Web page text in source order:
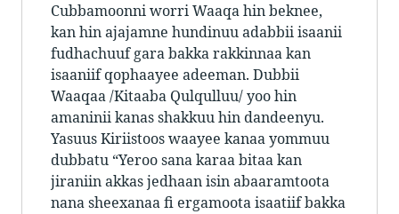
Cubbamoonni worri Waaqa hin beknee,
kan hin ajajamne hundinuu adabbii isaanii
fudhachuuf gara bakka rakkinnaa kan
isaaniif qophaayee adeeman. Dubbii
Waaqaa /Kitaaba Qulqulluu/ yoo hin
amaninii kanas shakkuu hin dandeenyu.
Yasuus Kiriistoos waayee kanaa yommuu
dubbatu “Yeroo sana karaa bitaa kan
jiraniin akkas jedhaan isin abaaramtoota
nana sheexanaa fi ergamoota isaatiif bakka